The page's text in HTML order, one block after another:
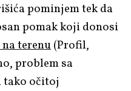
pominjem tek da
pomak koji donosi
terenu(Profil,
problem sa
tako očitoj